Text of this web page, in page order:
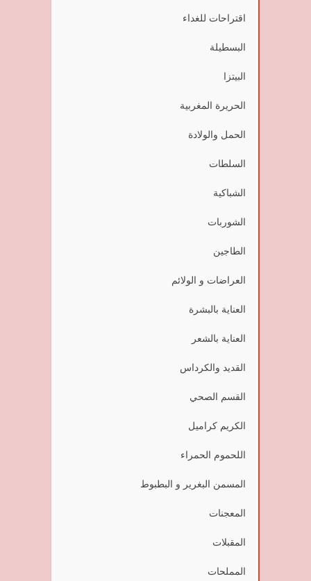
اقتراحات للغداء
البسطيلة
البيتزا
الحريرة المغربية
الحمل والولادة
السلطات
الشباكية
الشوربات
الطاجين
العراضات و الولائم
العناية بالبشرة
العناية بالشعر
القديد والكرداس
القسم الصحي
الكريم كراميل
اللحموم الحمراء
المسمن البغرير و البطبوط
المعجنات
المقبلات
المملحات